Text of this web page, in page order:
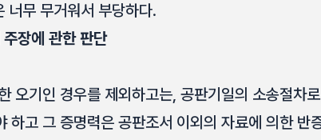
무 무거워서 부당하다.
장에 관한 판단
오기인 경우를 제외하고는, 공판기일의 소송절차
하고 그 증명력은 공판조서 이외의 자료에 의한 반